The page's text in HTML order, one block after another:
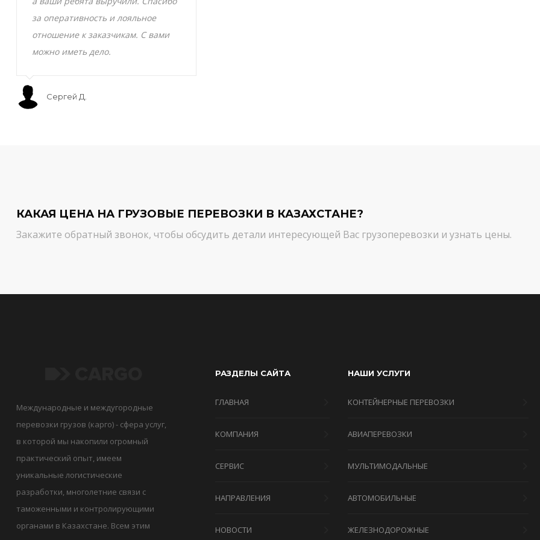
за оперативность и лояльное
отношение к заказчикам. С вами
можно иметь дело.
Сергей Д.
КАКАЯ ЦЕНА НА ГРУЗОВЫЕ ПЕРЕВОЗКИ В КАЗАХСТАНЕ?
Закажите обратный звонок, чтобы обсудить детали интересующей Вас грузоперевозки и узнать цены.
Международные и междугородные
перевозки грузов (карго) - сфера услуг,
в которой мы накопили огромный
практический опыт, имеем
уникальные логистические
разработки, многолетние связи с
таможенными и контролирующими
органами в Казахстане. Всем этим
РАЗДЕЛЫ САЙТА
ГЛАВНАЯ
КОМПАНИЯ
СЕРВИС
НАПРАВЛЕНИЯ
НОВОСТИ
НАШИ УСЛУГИ
КОНТЕЙНЕРНЫЕ ПЕРЕВОЗКИ
АВИАПЕРЕВОЗКИ
МУЛЬТИМОДАЛЬНЫЕ
АВТОМОБИЛЬНЫЕ
ЖЕЛЕЗНОДОРОЖНЫЕ